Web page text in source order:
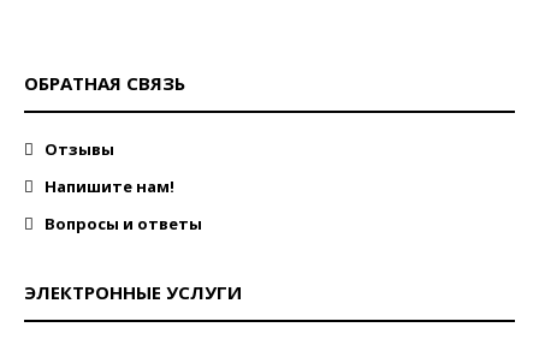
ОБРАТНАЯ СВЯЗЬ
Отзывы
Напишите нам!
Вопросы и ответы
ЭЛЕКТРОННЫЕ УСЛУГИ